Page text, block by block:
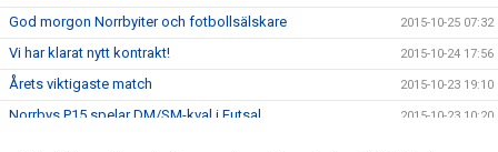
God morgon Norrbyiter och fotbollsälskare 2015-10-25 07:32
Vi har klarat nytt kontrakt! 2015-10-24 17:56
Årets viktigaste match 2015-10-23 19:10
Norrbys P15 spelar DM/SM-kval i Futsal 2015-10-23 10:20